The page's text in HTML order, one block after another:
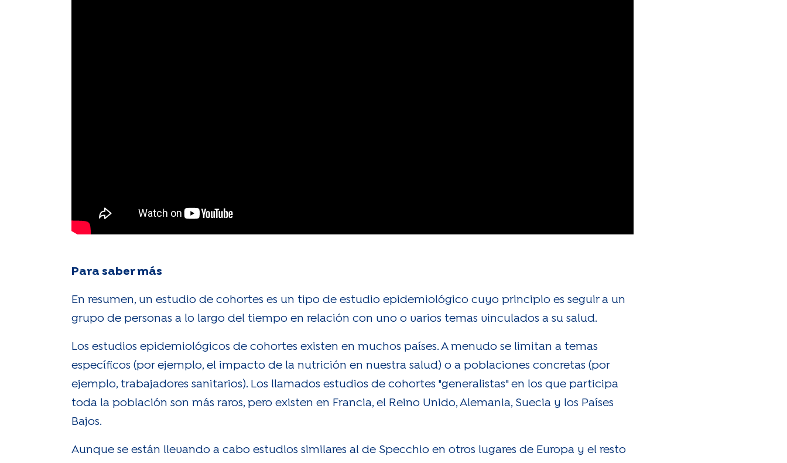
Para saber más
En resumen, un estudio de cohortes es un tipo de estudio epidemiológico cuyo principio es seguir a un
grupo de personas a lo largo del tiempo en relación con uno o varios temas vinculados a su salud.
Los estudios epidemiológicos de cohortes existen en muchos países. A menudo se limitan a temas
específicos (por ejemplo, el impacto de la nutrición en nuestra salud) o a poblaciones concretas (por
ejemplo, trabajadores sanitarios). Los llamados estudios de cohortes "generalistas" en los que participa
toda la población son más raros, pero existen en Francia, el Reino Unido, Alemania, Suecia y los Países
Bajos.
Aunque se están llevando a cabo estudios similares al de Specchio en otros lugares de Europa y el resto